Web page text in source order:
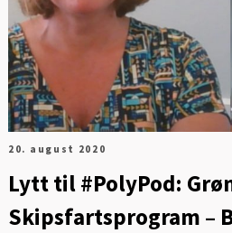
20. august 2020
Lytt til #PolyPod:
Skipsfartsprogram –